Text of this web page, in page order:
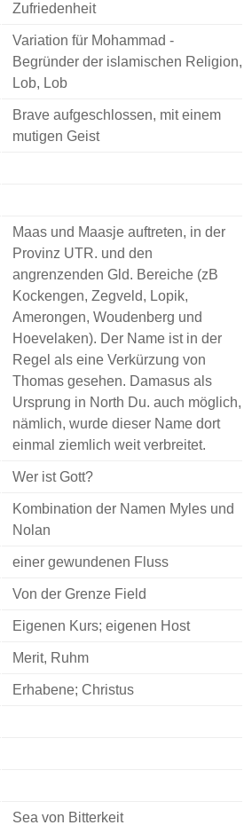
Zufriedenheit
Variation für Mohammad -
Begründer der islamischen Religion,
Lob, Lob
Brave aufgeschlossen, mit einem
mutigen Geist
Maas und Maasje auftreten, in der
Provinz UTR. und den
angrenzenden Gld. Bereiche (zB
Kockengen, Zegveld, Lopik,
Amerongen, Woudenberg und
Hoevelaken). Der Name ist in der
Regel als eine Verkürzung von
Thomas gesehen. Damasus als
Ursprung in North Du. auch möglich,
nämlich, wurde dieser Name dort
einmal ziemlich weit verbreitet.
Wer ist Gott?
Kombination der Namen Myles und
Nolan
einer gewundenen Fluss
Von der Grenze Field
Eigenen Kurs; eigenen Host
Merit, Ruhm
Erhabene; Christus
Sea von Bitterkeit